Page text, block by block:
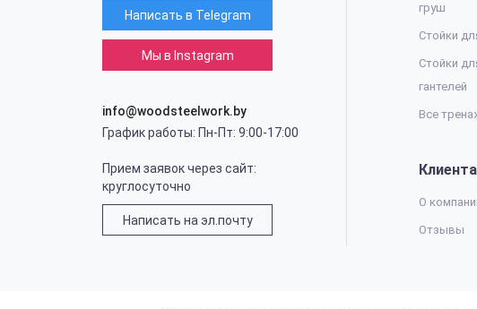
Написать в Telegram
Мы в Instagram
info@woodsteelwork.by
График работы: Пн-Пт: 9:00-17:00
Прием заявок через сайт:
круглосуточно
Написать на эл.почту
груш
Стойки
Стойки
гантелей
Все
О
Отзывы